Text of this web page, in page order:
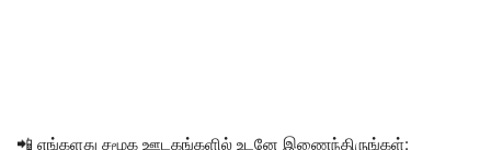
📲 எங்களது சமூக ஊடகங்களில் உடனே இணைந்திருங்கள்: